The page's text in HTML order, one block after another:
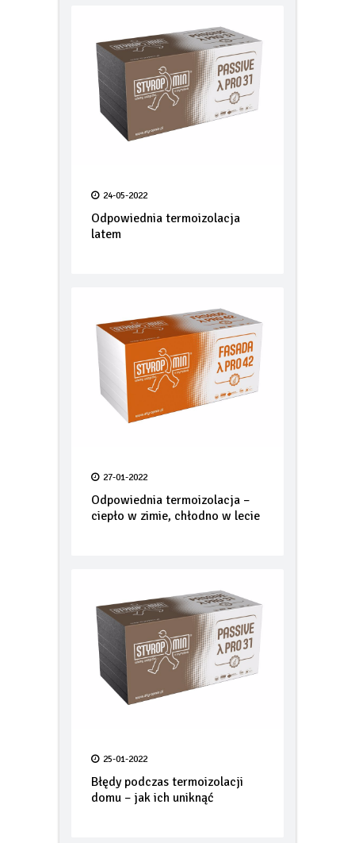
24-05-2022
Odpowiednia termoizolacja
27-01-2022
Odpowiednia termoizolacja –
25-01-2022
Błędy podczas termoizolacji